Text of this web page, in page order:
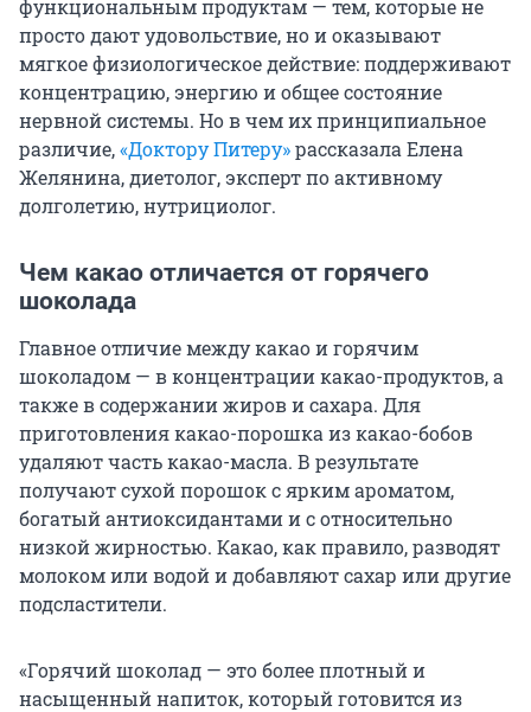
функциональным продуктам — тем, которые не
просто дают удовольствие, но и оказывают
мягкое физиологическое действие: поддерживают
концентрацию, энергию и общее состояние
нервной системы. Но в чем их принципиальное
различие,«Доктору Питеру»рассказала Елена
Желянина, диетолог, эксперт по активному
долголетию, нутрициолог.
Чем какао отличается от горячего
шоколада
Главное отличие между какао и горячим
шоколадом — в концентрации какао-продуктов, а
также в содержании жиров и сахара. Для
приготовления какао-порошка из какао-бобов
удаляют часть какао-масла. В результате
получают сухой порошок с ярким ароматом,
богатый антиоксидантами и с относительно
низкой жирностью. Какао, как правило, разводят
молоком или водой и добавляют сахар или другие
подсластители.
«Горячий шоколад — это более плотный и
насыщенный напиток, который готовится из